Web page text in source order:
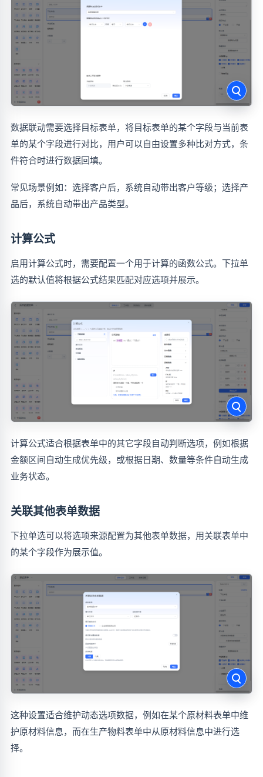
数据联动需要选择目标表单，将目标表单的某个字段与当前表
单的某个字段进行对比，用户可以自由设置多种比对方式，条
件符合时进行数据回填。
常见场景例如：选择客户后，系统自动带出客户等级；选择产
品后，系统自动带出产品类型。
计算公式
启用计算公式时，需要配置一个用于计算的函数公式。下拉单
选的默认值将根据公式结果匹配对应选项并展示。
计算公式适合根据表单中的其它字段自动判断选项，例如根据
金额区间自动生成优先级，或根据日期、数量等条件自动生成
业务状态。
关联其他表单数据
下拉单选可以将选项来源配置为其他表单数据，用关联表单中
的某个字段作为展示值。
这种设置适合维护动态选项数据，例如在某个原材料表单中维
护原材料信息，而在生产物料表单中从原材料信息中进行选
择。